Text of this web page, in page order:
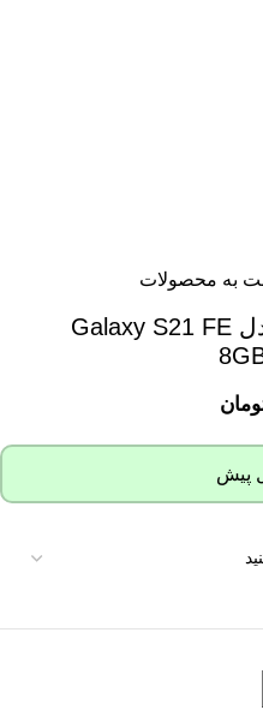
به محصولات
گوشی موبایل سامسونگ مدل Galaxy S21 FE